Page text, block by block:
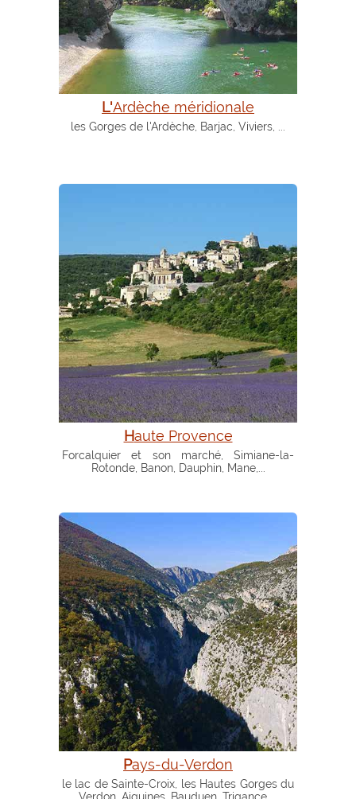
L'Ardèche méridionale
les Gorges de l'Ardèche, Barjac, Viviers, ...
Haute Provence
Forcalquier et son marché, Simiane-la-
Rotonde, Banon, Dauphin, Mane,...
Pays-du-Verdon
le lac de Sainte-Croix, les Hautes Gorges du